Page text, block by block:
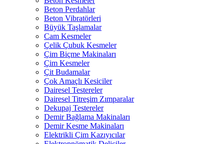
Beton Perdahlar
Beton Vibratörleri
Büyük Taşlamalar
Cam Kesmeler
Çelik Çubuk Kesmeler
Çim Biçme Makinaları
Çim Kesmeler
Çit Budamalar
Çok Amaçlı Kesiciler
Dairesel Testereler
Dairesel Titreşim Zımparalar
Dekupaj Testereler
Demir Bağlama Makinaları
Demir Kesme Makinaları
Elektrikli Çim Kazıyıcılar